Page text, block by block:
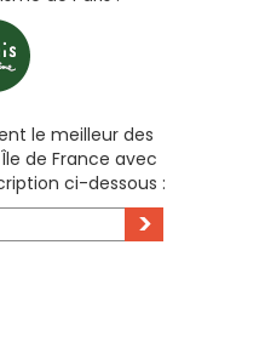
le meilleur des
de France avec
ci-dessous :
>